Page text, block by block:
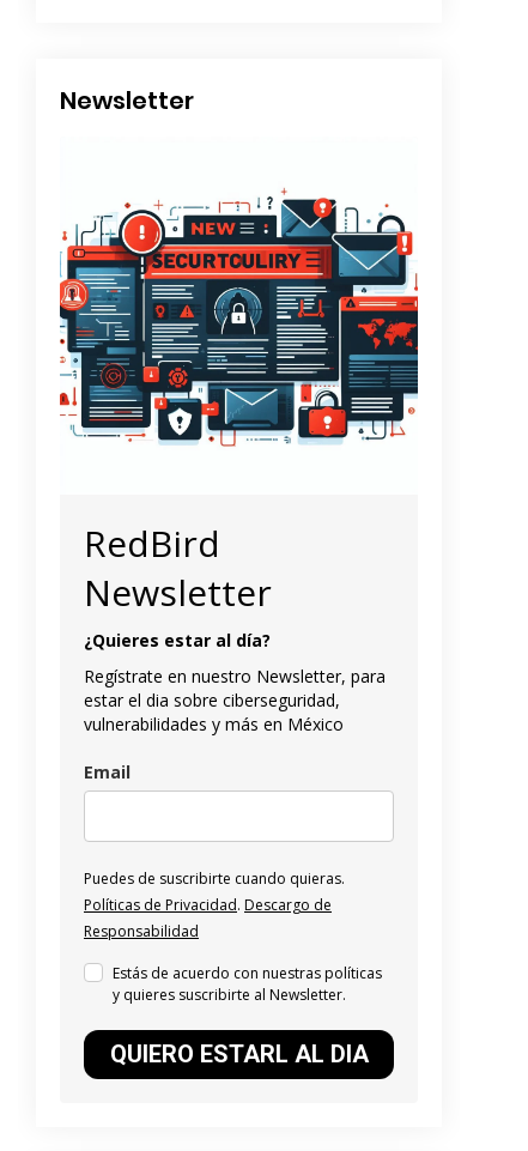
Newsletter
RedBird
Newsletter
¿Quieres estar al día?
Regístrate en nuestro Newsletter, para
estar el dia sobre ciberseguridad,
vulnerabilidades y más en México
Email
Puedes de suscribirte cuando quieras.
Políticas de Privacidad. Descargo de
Responsabilidad
Estás de acuerdo con nuestras políticas
y quieres suscribirte al Newsletter.
QUIERO ESTARL AL DIA